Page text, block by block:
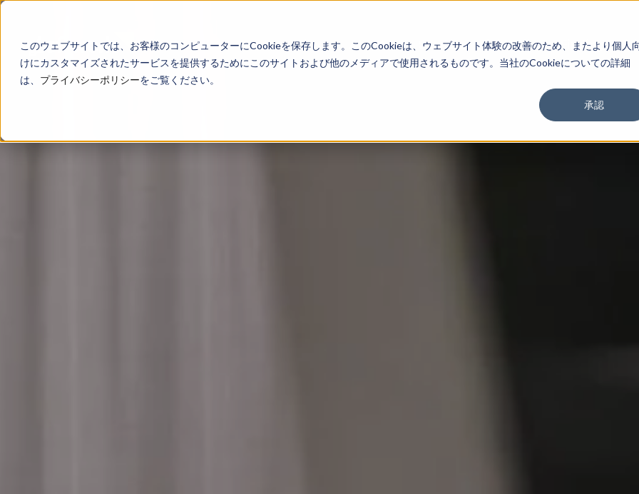
このウェブサイトでは、お客様のコンピューターにCookieを保存します。このCookieは、ウェブサイト体験の改善のため、またより個人
けにカスタマイズされたサービスを提供するためにこのサイトおよび他のメディアで使用されるものです。当社のCookieについての詳細
は、 プライバシーポリシーをご覧ください。
承認
About Service Work Findings